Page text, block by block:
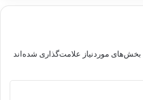
بخش‌های موردنیاز علامت‌گذاری شده‌اند